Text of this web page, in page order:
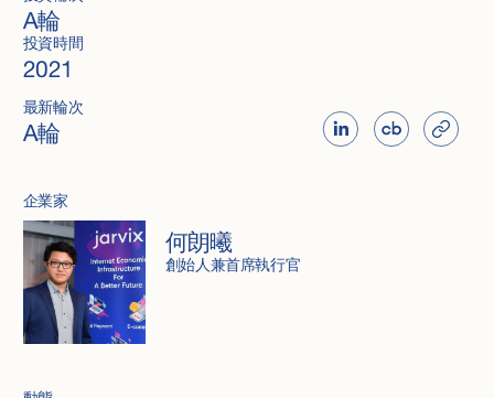
A輪
投資時間
2021
最新輪次
A輪
企業家
何朗曦
創始人兼首席執行官